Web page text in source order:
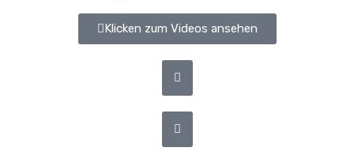
Klicken zum Videos ansehen